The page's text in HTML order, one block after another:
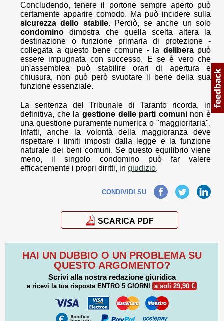
Concludendo, tenere il portone sempre aperto può
certamente apparire comodo. Ma può incidere sulla
sicurezza dello stabile. Perciò, se anche un solo
condominodimostra che quella scelta altera la
destinazione o funzione primaria di protezione -
collegata a questo bene comune - la delibera può
essere impugnata con successo. E se è vero che
un'assemblea può stabilire orari di apertura e
chiusura, non può però svuotare il bene della sua
funzione essenziale.
La sentenza del Tribunale di Taranto ricorda, in
definitiva, che la gestione delle parti comuninon è
una questione puramente numerica o "maggioritaria".
Infatti, anche la volontà della maggioranza deve
rispettare i limiti imposti dalla legge e la funzione
naturale dei beni comuni. Se questo equilibrio viene
meno, il singolo condomino può far valere
efficacemente i propri diritti, in giudizio.
CONDIVIDI SUFacebook TwitterLinkedIn
SCARICA PDF
HAI UN DUBBIO O UN PROBLEMA SU
QUESTO ARGOMENTO?
Scrivi alla nostra redazione giuridica
e ricevi la tua risposta ENTRO 5 GIORNI a soli 29,90 €